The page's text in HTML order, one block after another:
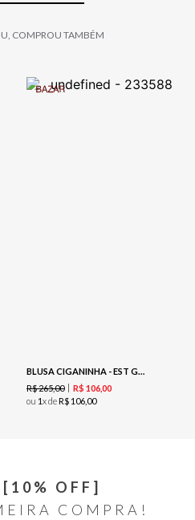
COMPROU TAMBÉM
BLUSA CIGANINHA - EST GOOD VIBES
R$265,00 R$ 10600
ou 1x deR$ 106 00
[10% OFF]
COMPRA!